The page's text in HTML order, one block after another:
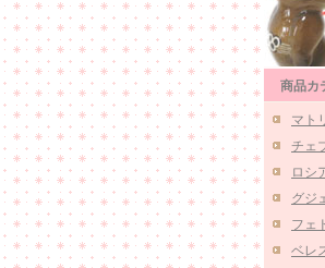
商品カ
マト
チェ
ロシ
グジ
フェ
ベレ